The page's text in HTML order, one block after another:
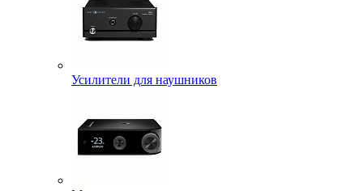
Усилители для наушников